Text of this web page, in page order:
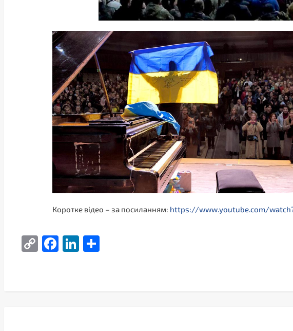
Коротке відео – за посиланням: https://www.youtube.com/
CopyFacebook
LinkedIn